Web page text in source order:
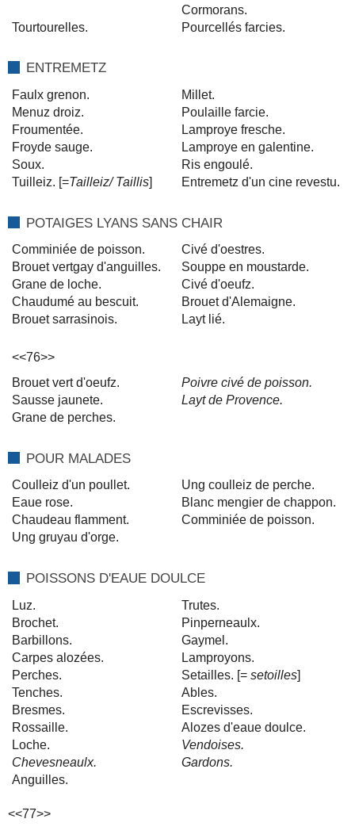
Tourtourelles.
Cormorans.
Pourcellés farcies.
ENTREMETZ
Faulx grenon.
Menuz droiz.
Froumentée.
Froyde sauge.
Soux.
Tuilleiz. [=Tailleiz/ Taillis]
Millet.
Poulaille farcie.
Lamproye fresche.
Lamproye en galentine.
Ris engoulé.
Entremetz d'un cine revestu.
POTAIGES LYANS SANS CHAIR
Comminiée de poisson.
Brouet vertgay d'anguilles.
Grane de loche.
Chaudumé au bescuit.
Brouet sarrasinois.
Civé d'oestres.
Souppe en moustarde.
Civé d'oeufz.
Brouet d'Alemaigne.
Layt lié.
<<76>>
Brouet vert d'oeufz.
Sausse jaunete.
Grane de perches.
Poivre civé de poisson.
Layt de Provence.
POUR MALADES
Coulleiz d'un poullet.
Eaue rose.
Chaudeau flamment.
Ung gruyau d'orge.
Ung coulleiz de perche.
Blanc mengier de chappon.
Comminiée de poisson.
POISSONS D'EAUE DOULCE
Luz.
Brochet.
Barbillons.
Carpes alozées.
Perches.
Tenches.
Bresmes.
Rossaille.
Loche.
Chevesneaulx.
Anguilles.
Trutes.
Pinperneaulx.
Gaymel.
Lamproyons.
Setailles. [= setoilles]
Ables.
Escrevisses.
Alozes d'eaue doulce.
Vendoises.
Gardons.
<<77>>